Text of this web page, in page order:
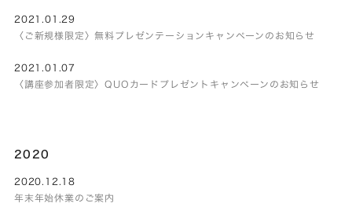
2021.01.29
〈ご新規様限定〉無料プレゼンテーションキャンペーンのお知らせ
2021.01.07
〈講座参加者限定〉QUOカードプレゼントキャンペーンのお知らせ
2020
2020.12.18
年末年始休業のご案内